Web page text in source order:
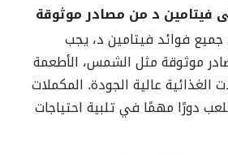
فيتامين د من مصادر موثوقة
فوائد فيتامين د، يجب
موثوقة مثل الشمس، الأطعمة
الغذائية عالية الجودة. المكملات
دورًا مهمًا في تلبية احتياجات